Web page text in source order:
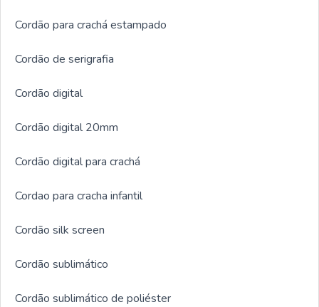
Cordão para crachá estampado
Cordão de serigrafia
Cordão digital
Cordão digital 20mm
Cordão digital para crachá
Cordao para cracha infantil
Cordão silk screen
Cordão sublimático
Cordão sublimático de poliéster